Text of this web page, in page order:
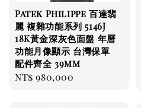
Patek Philippe 百達翡
麗 複雜功能系列 5146J
18K黃金深灰色面盤 年曆
功能月像顯示 台灣保單
配件齊全 39mm
Regular
NT$ 980,000